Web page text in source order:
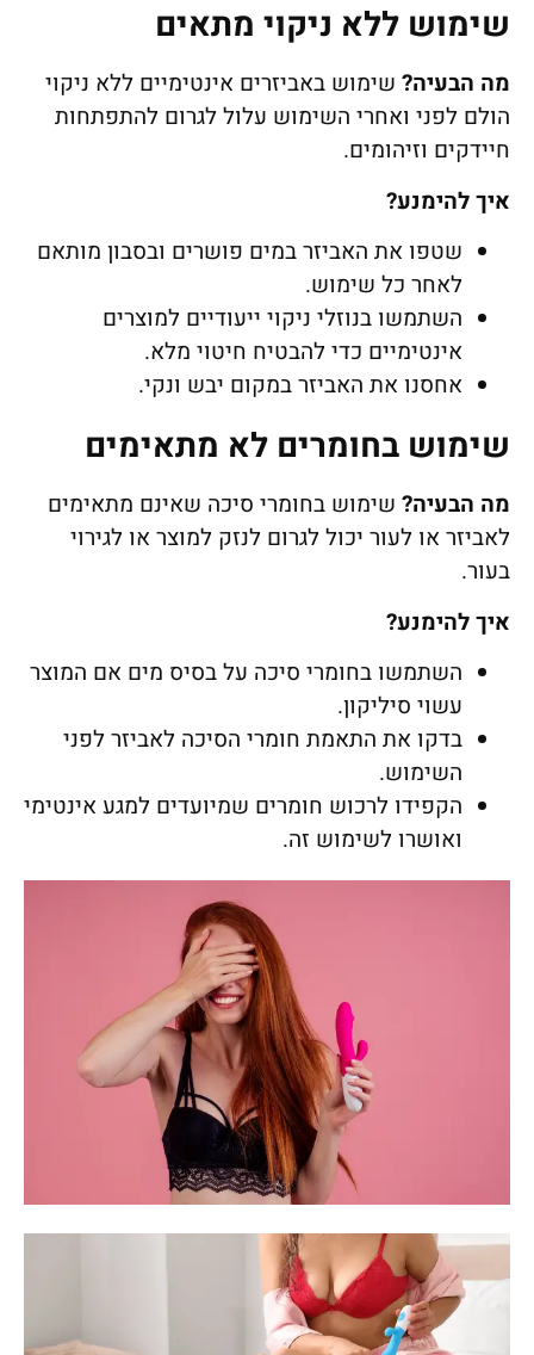
שימוש ללא ניקוי מתאים
מה הבעיה? שימוש באביזרים אינטימיים ללא ניקוי
הולם לפני ואחרי השימוש עלול לגרום להתפתחות
חיידקים וזיהומים.
איך להימנע?
שטפו את האביזר במים פושרים ובסבון מותאם
לאחר כל שימוש.
השתמשו בנוזלי ניקוי ייעודיים למוצרים
אינטימיים כדי להבטיח חיטוי מלא.
אחסנו את האביזר במקום יבש ונקי.
שימוש בחומרים לא מתאימים
מה הבעיה? שימוש בחומרי סיכה שאינם מתאימים
לאביזר או לעור יכול לגרום לנזק למוצר או לגירוי
בעור.
איך להימנע?
השתמשו בחומרי סיכה על בסיס מים אם המוצר
עשוי סיליקון.
בדקו את התאמת חומרי הסיכה לאביזר לפני
השימוש.
הקפידו לרכוש חומרים שמיועדים למגע אינטימי
ואושרו לשימוש זה.